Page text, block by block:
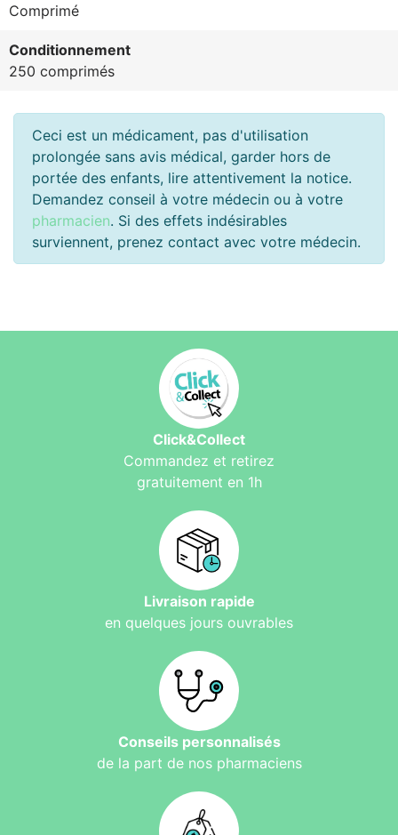
Comprimé
Conditionnement
250 comprimés
Ceci est un médicament, pas d'utilisation
prolongée sans avis médical, garder hors de
portée des enfants, lire attentivement la notice.
Demandez conseil à votre médecin ou à votre
pharmacien. Si des effets indésirables
surviennent, prenez contact avec votre médecin.
Click&Collect
Commandez et retirez
gratuitement en 1h
Livraison rapide
en quelques jours ouvrables
Conseils personnalisés
de la part de nos pharmaciens